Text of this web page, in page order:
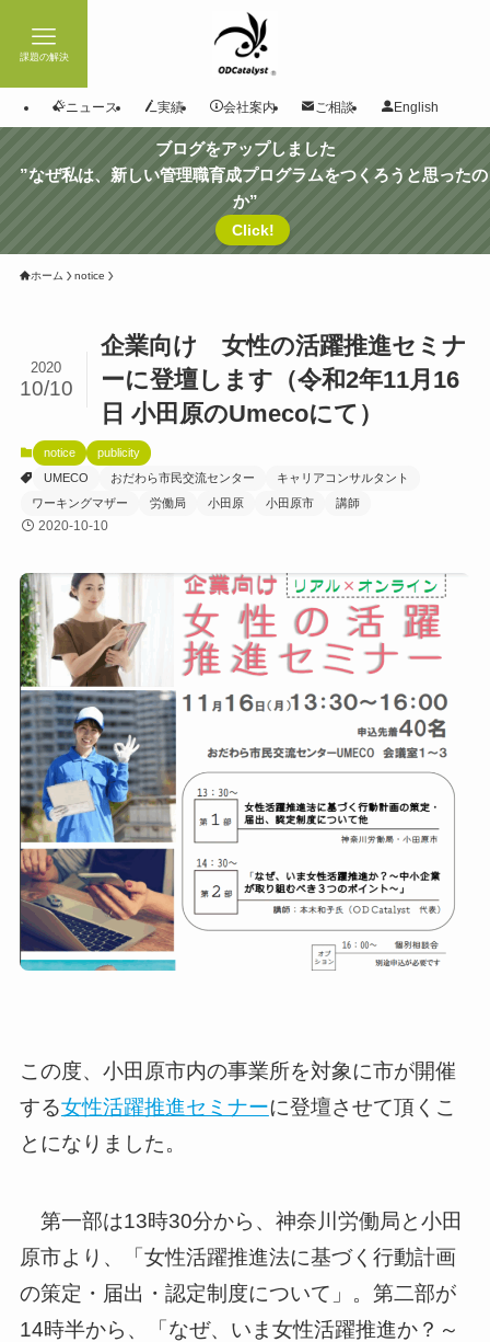
課題の解決
ニュース 実績 会社案内 ご相談 English
ブログをアップしました
”なぜ私は、新しい管理職育成プログラムをつくろうと思ったの
か”
Click!
ホーム notice
企業向け 女性の活躍推進セミナ
ーに登壇します（令和2年11月16
日 小田原のUmecoにて）
2020
10/10
notice
publicity
UMECO
おだわら市民交流センター
キャリアコンサルタント
ワーキングマザー
労働局 小田原 小田原市 講師
2020-10-10
この度、小田原市内の事業所を対象に市が開催
する女性活躍推進セミナーに登壇させて頂くこ
とになりました。
第一部は13時30分から、神奈川労働局と小田
原市より、「女性活躍推進法に基づく行動計画
の策定・届出・認定制度について」。第二部が
14時半から、「なぜ、いま女性活躍推進か？～